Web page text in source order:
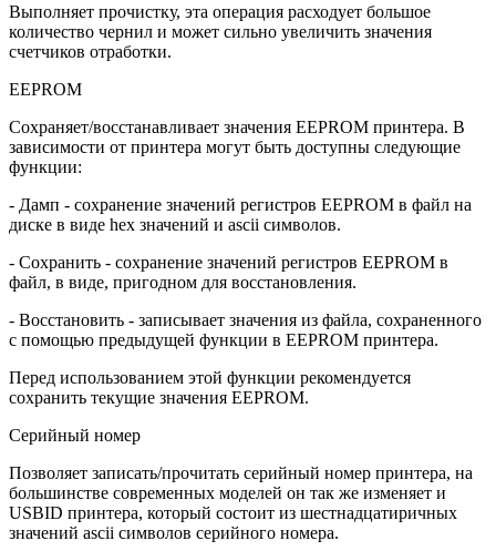
Выполняет прочистку, эта операция расходует большое
количество чернил и может сильно увеличить значения
счетчиков отработки.
EEPROM
Сохраняет/восстанавливает значения EEPROM принтера. В
зависимости от принтера могут быть доступны следующие
функции:
- Дамп - сохранение значений регистров EEPROM в файл на
диске в виде hex значений и ascii символов.
- Сохранить - сохранение значений регистров EEPROM в
файл, в виде, пригодном для восстановления.
- Восстановить - записывает значения из файла, сохраненного
с помощью предыдущей функции в EEPROM принтера.
Перед использованием этой функции рекомендуется
сохранить текущие значения EEPROM.
Серийный номер
Позволяет записать/прочитать серийный номер принтера, на
большинстве современных моделей он так же изменяет и
USBID принтера, который состоит из шестнадцатиричных
значений ascii символов серийного номера.